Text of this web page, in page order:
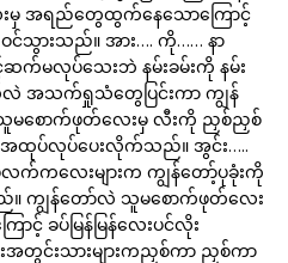
အရည်တွေထွက်နေသောကြောင့်
င်သွားသည်။ အား…. ကို…… နာ
က်မလုပ်သေးဘဲ နမ်းခမ်းကို နမ်း
အသက်ရှုသံတွေပြင်းကာ ကျွန်
မစောက်ဖုတ်လေးမှ လီးကို ညှစ်ညှစ်
အထုပ်လုပ်ပေးလိုက်သည်။ အွင်း…..
က်ကလေးများက ကျွန်တော့်ပုခုံးကို
။ ကျွန်တော်လဲ သူမစောက်ဖုတ်လေး
င့် ခပ်မြန်မြန်လေးပင်လိုး
တွင်းသားများကညှစ်ကာ ညှစ်ကာ